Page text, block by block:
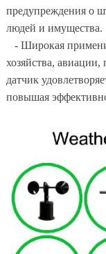
предупреждения о
людей и имущества.
- Широкая
хозяйства,
датчик
повышая